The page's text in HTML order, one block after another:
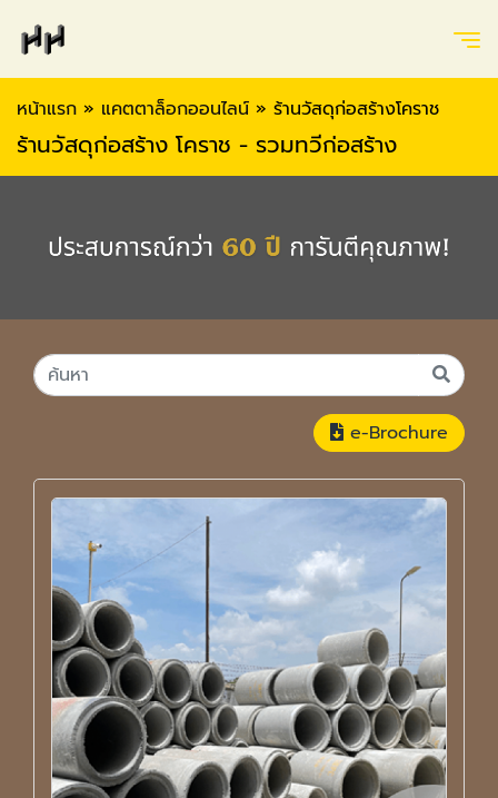
หน้าแรก » แคตตาล็อกออนไลน์ » ร้านวัสดุก่อสร้างโคราช
ร้านวัสดุก่อสร้าง โคราช - รวมทวีก่อสร้าง
e-Brochure